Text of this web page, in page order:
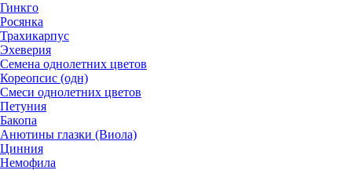
Гинкго
Росянка
Трахикарпус
Эхеверия
Семена однолетних цветов
Кореопсис (одн)
Смеси однолетних цветов
Петуния
Бакопа
Анютины глазки (Виола)
Цинния
Немофила